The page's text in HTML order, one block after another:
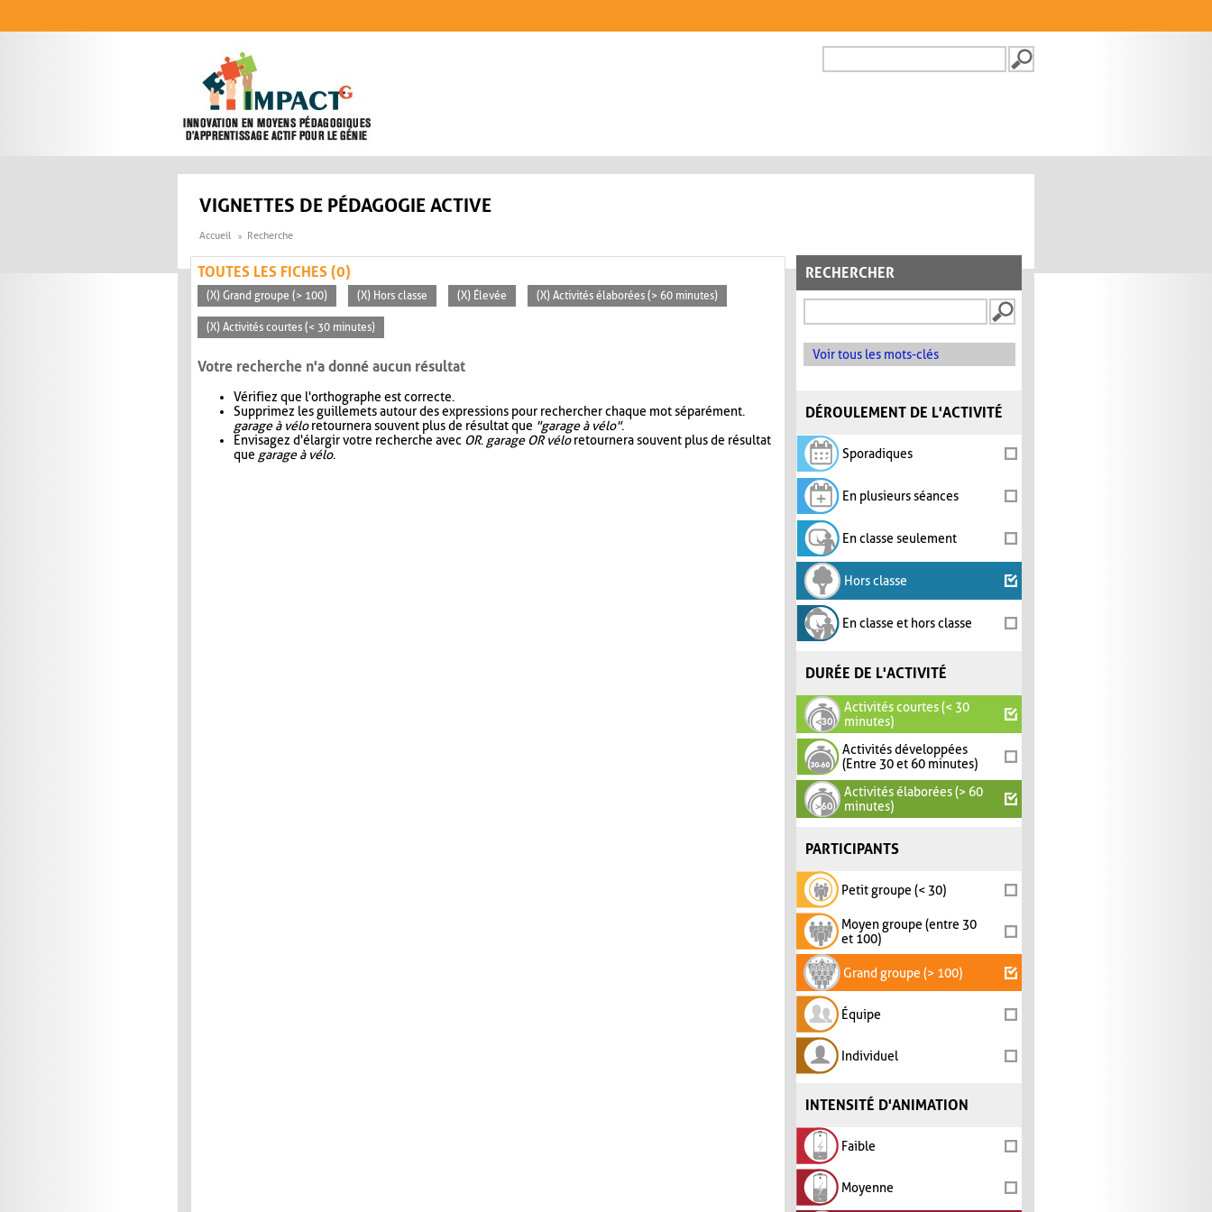
FORMULAIRE DE
VIGNETTES DE PÉDAGOGIE ACTIVE
Accueil Recherche
RECHERCHER
Voir tous les mots-clés
DÉROULEMENT DE L'ACTIVITÉ
Sporadiques
En plusieurs séances
En classe seulement
Hors classe
En classe et hors classe
DURÉE DE L'ACTIVITÉ
Activités courtes (< 30
minutes)
Activités développées
(Entre 30 et 60 minutes)
Activités élaborées (> 60
minutes)
PARTICIPANTS
Petit groupe (< 30)
Moyen groupe (entre 30
et 100)
Grand groupe (> 100)
Équipe
Individuel
INTENSITÉ D'ANIMATION
Faible
Moyenne
TOUTES LES FICHES (0)
(X) Grand groupe (> 100) (X) Hors classe (X) Élevée (X) Activités élaborées (> 60 minutes)
(X) Activités courtes (< 30 minutes)
Votre recherche n'a donné aucun résultat
Vérifiez que l'orthographe est correcte.
Supprimez les guillemets autour des expressions pour rechercher chaque mot séparément.
garage à véloretournera souvent plus de résultat que "garage à vélo".
Envisagez d'élargir votre recherche avec OR. garage OR véloretournera souvent plus de résultat
que garage à vélo.